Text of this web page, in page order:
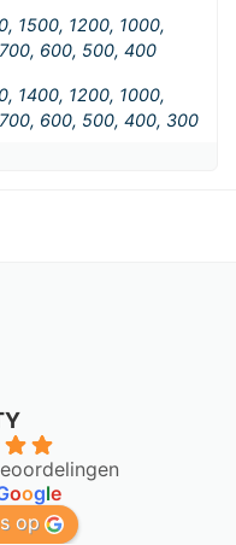
1500, 1200, 1000,
600, 500, 400
1400, 1200, 1000,
600, 500, 400, 300
oogle
op